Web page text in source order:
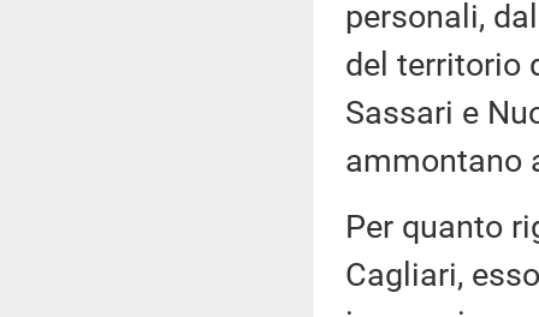
personali,
del territorio
Sassari e
ammontano
Per quanto
Cagliari,